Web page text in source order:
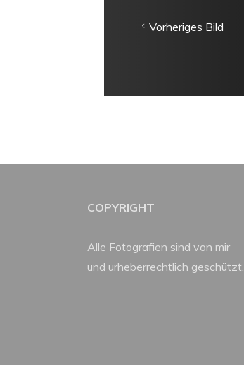
Vorheriges Bild
COPYRIGHT
Alle Fotografien sind von mir
und urheberrechtlich geschützt.